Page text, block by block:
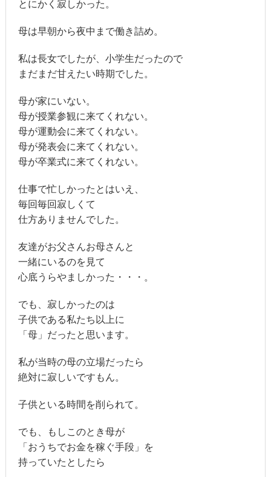
とにかく寂しかった。
母は早朝から夜中まで働き詰め。
私は長女でしたが、小学生だったので
まだまだ甘えたい時期でした。
母が家にいない。
母が授業参観に来てくれない。
母が運動会に来てくれない。
母が発表会に来てくれない。
母が卒業式に来てくれない。
仕事で忙しかったとはいえ、
毎回毎回寂しくて
仕方ありませんでした。
友達がお父さんお母さんと
一緒にいるのを見て
心底うらやましかった・・・。
でも、寂しかったのは
子供である私たち以上に
「母」だったと思います。
私が当時の母の立場だったら
絶対に寂しいですもん。
子供といる時間を削られて。
でも、もしこのとき母が
「おうちでお金を稼ぐ手段」を
持っていたとしたら